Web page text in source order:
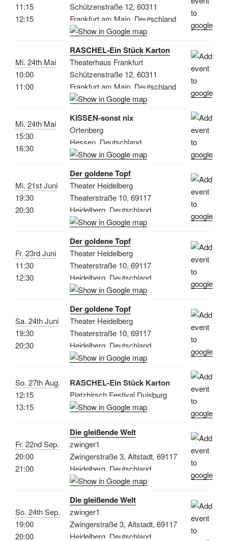
11:15
12:15
Schützenstraße 12, 60311
Frankfurt am Main, Deutschland
Mi. 24th Mai
10:00
11:00
RASCHEL-Ein Stück Karton
Theaterhaus Frankfurt
Schützenstraße 12, 60311
Frankfurt am Main, Deutschland
Mi. 24th Mai
15:30
16:30
KISSEN-sonst nix
Ortenberg
Hessen, Deutschland
Mi. 21st Juni
19:30
20:30
Der goldene Topf
Theater Heidelberg
Theaterstraße 10, 69117
Heidelberg, Deutschland
Fr. 23rd Juni
11:30
12:30
Der goldene Topf
Theater Heidelberg
Theaterstraße 10, 69117
Heidelberg, Deutschland
Sa. 24th Juni
19:30
20:30
Der goldene Topf
Theater Heidelberg
Theaterstraße 10, 69117
Heidelberg, Deutschland
So. 27th Aug.
12:15
13:15
RASCHEL-Ein Stück Karton
Platzhirsch Festival Duisburg
Fr. 22nd Sep.
20:00
21:00
Die gleißende Welt
zwinger1
Zwingerstraße 3, Altstadt, 69117
Heidelberg, Deutschland
So. 24th Sep.
19:00
20:00
Die gleißende Welt
zwinger1
Zwingerstraße 3, Altstadt, 69117
Heidelberg, Deutschland